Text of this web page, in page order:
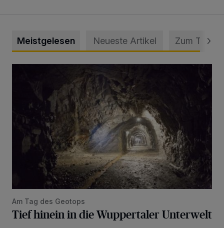
Meistgelesen Neueste Artikel Zum Thema
Am Tag des Geotops
Tief hinein in die Wuppertaler Unterwelt